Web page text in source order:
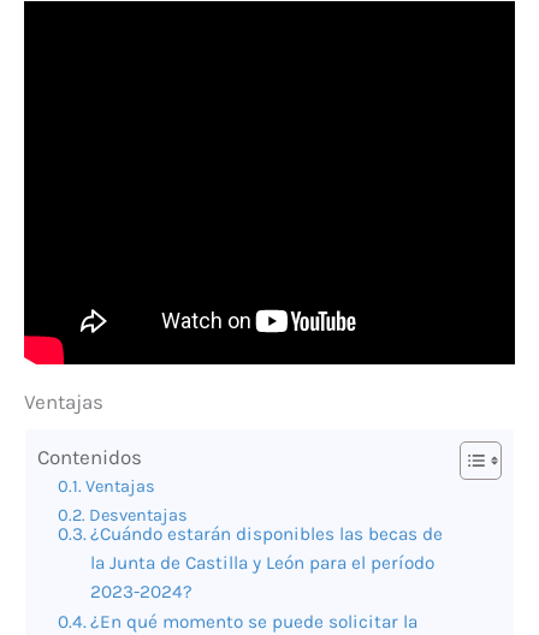
Ventajas
Contenidos
Ventajas
Desventajas
¿Cuándo estarán disponibles las becas de
la Junta de Castilla y León para el período
2023-2024?
¿En qué momento se puede solicitar la